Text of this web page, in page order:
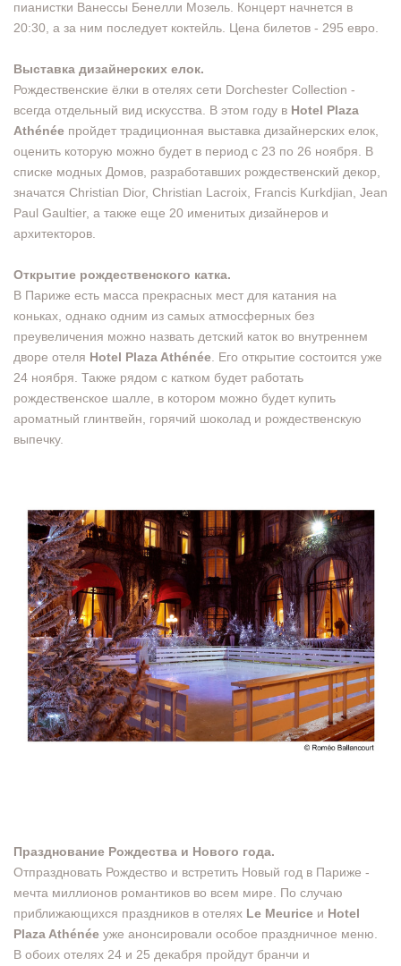
пианистки Ванессы Бенелли Мозель. Концерт начнется в
20:30, а за ним последует коктейль. Цена билетов - 295 евро.
Выставка дизайнерских елок.
Рождественские ёлки в отелях сети Dorchester Collection -
всегда отдельный вид искусства. В этом году в Hotel Plaza
Athénée пройдет традиционная выставка дизайнерских елок,
оценить которую можно будет в период с 23 по 26 ноября. В
списке модных Домов, разработавших рождественский декор,
значатся Christian Dior, Christian Lacroix, Francis Kurkdjian, Jean
Paul Gaultier, а также еще 20 именитых дизайнеров и
архитекторов.
Открытие рождественского катка.
В Париже есть масса прекрасных мест для катания на
коньках, однако одним из самых атмосферных без
преувеличения можно назвать детский каток во внутреннем
дворе отеля Hotel Plaza Athénée. Его открытие состоится уже
24 ноября. Также рядом с катком будет работать
рождественское шалле, в котором можно будет купить
ароматный глинтвейн, горячий шоколад и рождественскую
выпечку.
Празднование Рождества и Нового года.
Отпраздновать Рождество и встретить Новый год в Париже -
мечта миллионов романтиков во всем мире. По случаю
приближающихся праздников в отелях Le Meurice и Hotel
Plaza Athénée уже анонсировали особое праздничное меню.
В обоих отелях 24 и 25 декабря пройдут бранчи и